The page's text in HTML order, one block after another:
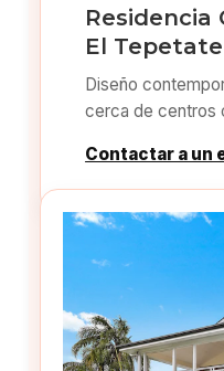
Residencia
El Tepetate
Diseño
cerca de centros
Contactar a un